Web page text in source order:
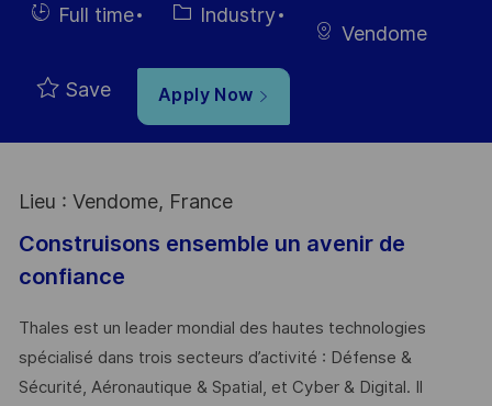
Date
Id
HiringFull time Category
Industry
Vendome
Save Apply Now
Lieu : Vendome, France
Construisons ensemble un avenir de
confiance
Thales est un leader mondial des hautes technologies
spécialisé dans trois secteurs d’activité : Défense &
Sécurité, Aéronautique & Spatial, et Cyber & Digital. Il